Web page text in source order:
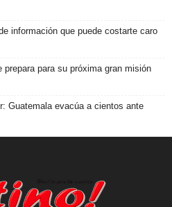
información que puede costarte caro
para su próxima gran misión
Guatemala evacúa a cientos ante